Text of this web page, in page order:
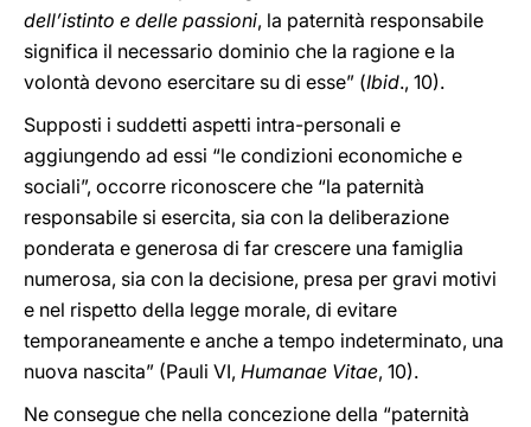
dell’istinto e delle passioni, la paternità responsabile
significa il necessario dominio che la ragione e la
volontà devono esercitare su di esse” (Ibid., 10).
Supposti i suddetti aspetti intra-personali e
aggiungendo ad essi “le condizioni economiche e
sociali”, occorre riconoscere che “la paternità
responsabile si esercita, sia con la deliberazione
ponderata e generosa di far crescere una famiglia
numerosa, sia con la decisione, presa per gravi motivi
e nel rispetto della legge morale, di evitare
temporaneamente e anche a tempo indeterminato, una
nuova nascita” (Pauli VI, Humanae Vitae, 10).
Ne consegue che nella concezione della “paternità